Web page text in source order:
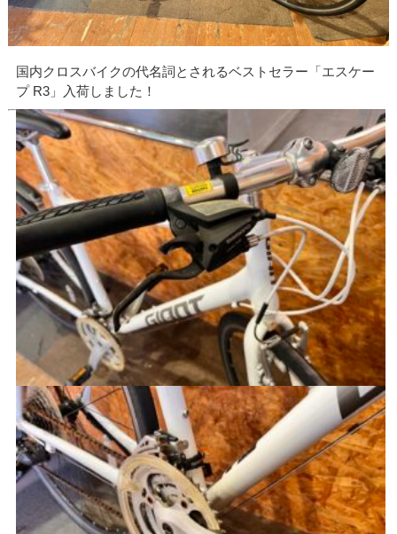
国内クロスバイクの代名詞とされるベストセラー「エスケー
プ R3」入荷しました！